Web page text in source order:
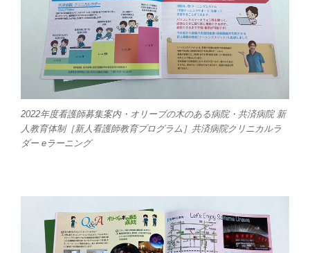
2022年度看護師募集案内・オリーブの木のある病院・共済病院 新
人教育体制［新人看護師教育プログラム］共済病院クリニカルラ
ダー eラーニング